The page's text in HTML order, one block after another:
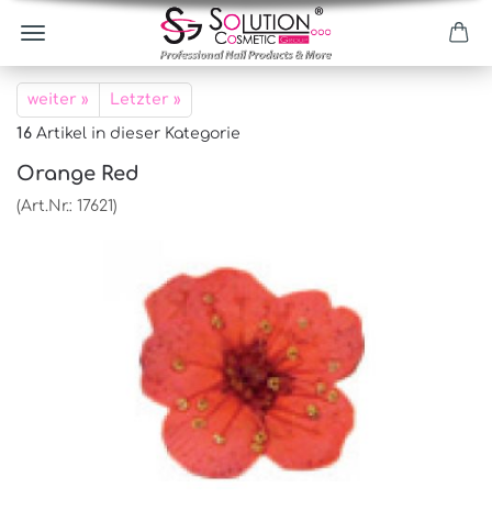
weiter » Letzter »
16 Artikel in dieser Kategorie
Orange Red
(Art.Nr.: 17621)